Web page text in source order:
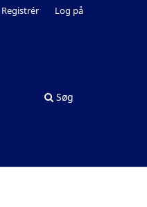
Søg
Registrér Log på